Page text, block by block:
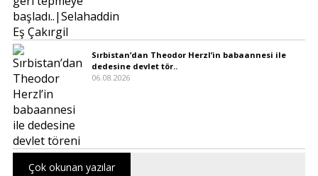
Sırbistan’dan Theodor Herzl’in babaannesi ile
dedesine devlet tör..
06.08.2026
Çok okunan yazılar